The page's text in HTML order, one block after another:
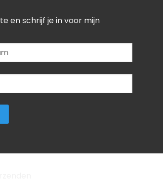
en schrijf je in voor mijn